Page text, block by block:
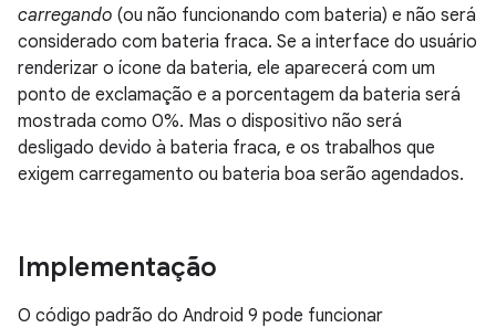
carregando (ou não funcionando com bateria) e não será
considerado com bateria fraca. Se a interface do usuário
renderizar o ícone da bateria, ele aparecerá com um
ponto de exclamação e a porcentagem da bateria será
mostrada como 0%. Mas o dispositivo não será
desligado devido à bateria fraca, e os trabalhos que
exigem carregamento ou bateria boa serão agendados.
Implementação
O código padrão do Android 9 pode funcionar